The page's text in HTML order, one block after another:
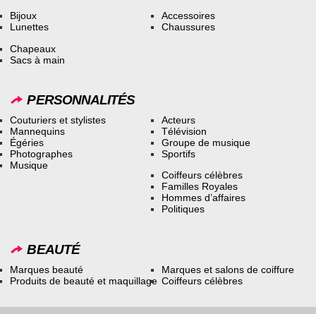
Bijoux
Lunettes
Accessoires
Chaussures
Chapeaux
Sacs à main
PERSONNALITÉS
Couturiers et stylistes
Mannequins
Égéries
Photographes
Musique
Acteurs
Télévision
Groupe de musique
Sportifs
Coiffeurs célèbres
Familles Royales
Hommes d’affaires
Politiques
BEAUTÉ
Marques beauté
Produits de beauté et maquillage
Marques et salons de coiffure
Coiffeurs célèbres